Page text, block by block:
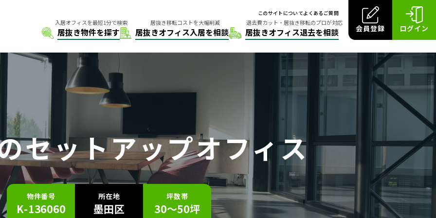
会員登録 ログイン
よくあるご質問
このサイトについて
セットアップオフィス
物件番号
K-136060
所在地
墨田区
坪数帯
30～50坪